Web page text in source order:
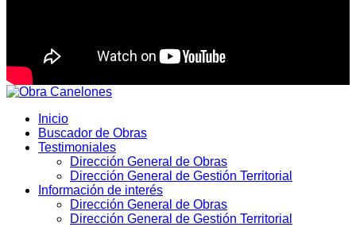
Inicio
Buscador de Obras
Testimoniales
Dirección General de Obras
Dirección General de Gestión Territorial
Información de interés
Dirección General de Obras
Dirección General de Gestión Territorial